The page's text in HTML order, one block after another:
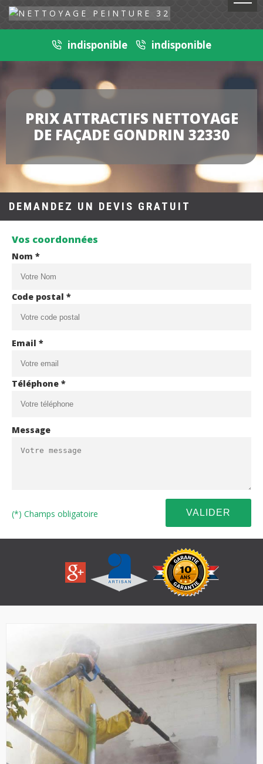
indisponible indisponible
PRIX ATTRACTIFS NETTOYAGE
DE FAÇADE GONDRIN 32330
DEMANDEZ UN DEVIS GRATUIT
Vos coordonnées
Nom *
Code postal *
Email *
Téléphone *
Message
(*) Champs obligatoire